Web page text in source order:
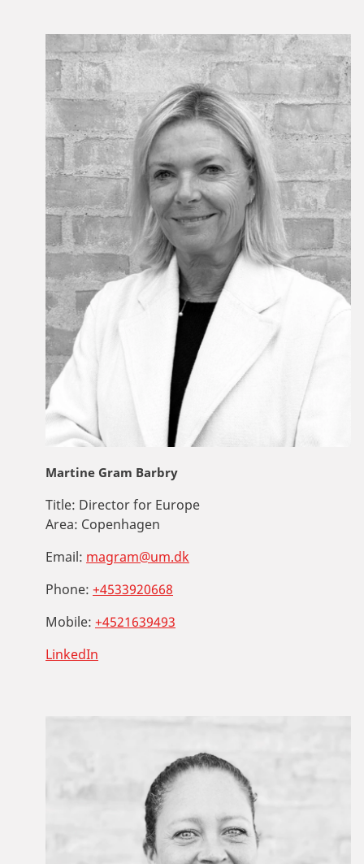
Martine Gram Barbry
Title: Director for Europe
Area: Copenhagen
Email: magram@um.dk
Phone: +4533920668
Mobile: +4521639493
LinkedIn